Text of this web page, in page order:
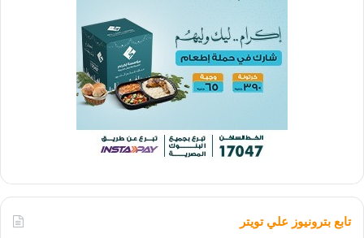
تابع بترونيوز علي تويتر